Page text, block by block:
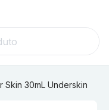
Skin 30mL Underskin